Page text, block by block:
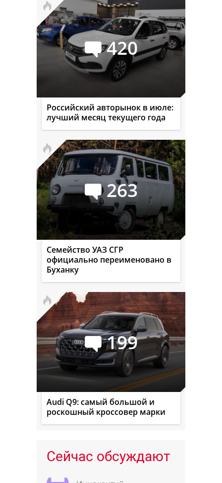
420
Российский авторынок в июле:
лучший месяц текущего года
263
Семейство УАЗ СГР
официально переименовано в
Буханку
199
Audi Q9: самый большой и
роскошный кроссовер марки
Сейчас обсуждают